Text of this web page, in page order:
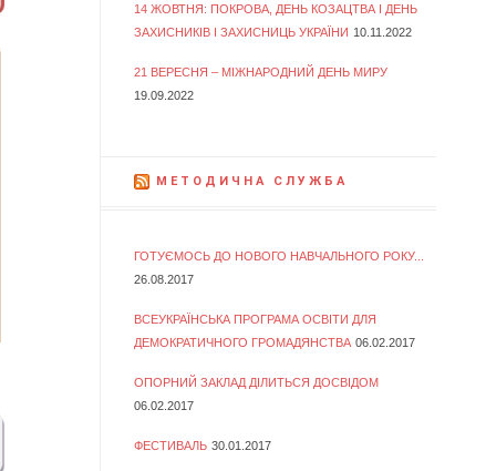
14 ЖОВТНЯ: ПОКРОВА, ДЕНЬ КОЗАЦТВА І ДЕНЬ
ЗАХИСНИКІВ І ЗАХИСНИЦЬ УКРАЇНИ 10.11.2022
21 ВЕРЕСНЯ – МІЖНАРОДНИЙ ДЕНЬ МИРУ
19.09.2022
МЕТОДИЧНА СЛУЖБА
ГОТУЄМОСЬ ДО НОВОГО НАВЧАЛЬНОГО РОКУ...
26.08.2017
ВСЕУКРАЇНСЬКА ПРОГРАМА ОСВІТИ ДЛЯ
ДЕМОКРАТИЧНОГО ГРОМАДЯНСТВА 06.02.2017
ОПОРНИЙ ЗАКЛАД ДІЛИТЬСЯ ДОСВІДОМ
06.02.2017
ФЕСТИВАЛЬ 30.01.2017